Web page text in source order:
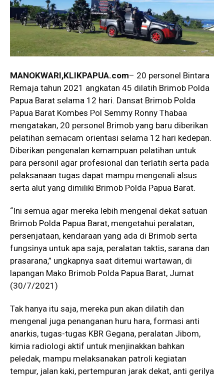
MANOKWARI,KLIKPAPUA.com– 20 personel Bintara
Remaja tahun 2021 angkatan 45 dilatih Brimob Polda
Papua Barat selama 12 hari. Dansat Brimob Polda
Papua Barat Kombes Pol Semmy Ronny Thabaa
mengatakan, 20 personel Brimob yang baru diberikan
pelatihan semacam orientasi selama 12 hari kedepan.
Diberikan pengenalan kemampuan pelatihan untuk
para personil agar profesional dan terlatih serta pada
pelaksanaan tugas dapat mampu mengenali alsus
serta alut yang dimiliki Brimob Polda Papua Barat.
“Ini semua agar mereka lebih mengenal dekat satuan
Brimob Polda Papua Barat, mengetahui peralatan,
persenjataan, kendaraan yang ada di Brimob serta
fungsinya untuk apa saja, peralatan taktis, sarana dan
prasarana,” ungkapnya saat ditemui wartawan, di
lapangan Mako Brimob Polda Papua Barat, Jumat
(30/7/2021)
Tak hanya itu saja, mereka pun akan dilatih dan
mengenal juga penanganan huru hara, formasi anti
anarkis, tugas-tugas KBR Gegana, peralatan Jibom,
kimia radiologi aktif untuk menjinakkan bahkan
peledak, mampu melaksanakan patroli kegiatan
tempur, jalan kaki, pertempuran jarak dekat, anti gerilya